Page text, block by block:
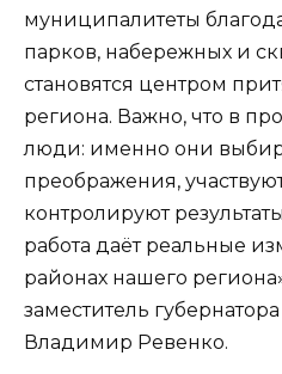
муниципалитеты
парков, набережных и
становятся центром
региона. Важно, что в
люди: именно они
преображения,
контролируют
работа даёт реальные
районах нашего
заместитель
Владимир Ревенко.